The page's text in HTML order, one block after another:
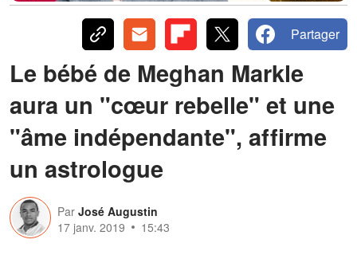
Partager
Le bébé de Meghan Markle
aura un "cœur rebelle" et une
"âme indépendante", affirme
un astrologue
Par José Augustin
17 janv. 2019
15:43